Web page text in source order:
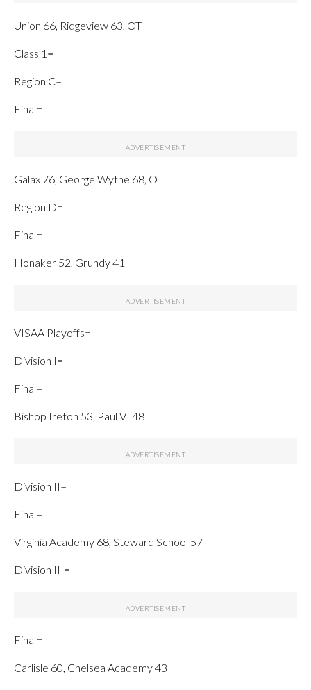
Union 66, Ridgeview 63, OT
Class 1=
Region C=
Final=
Galax 76, George Wythe 68, OT
Region D=
Final=
Honaker 52, Grundy 41
VISAA Playoffs=
Division I=
Final=
Bishop Ireton 53, Paul VI 48
Division II=
Final=
Virginia Academy 68, Steward School 57
Division III=
Final=
Carlisle 60, Chelsea Academy 43